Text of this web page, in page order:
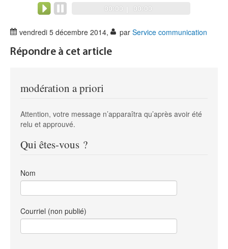
Audio
Player
Current
00:00
Total
00:00
vendredi 5 décembre 2014, par Service communication
Répondre à cet article
modération a priori
Attention, votre message n’apparaîtra qu’après avoir été
relu et approuvé.
Qui êtes-vous ?
Nom
Courriel (non publié)